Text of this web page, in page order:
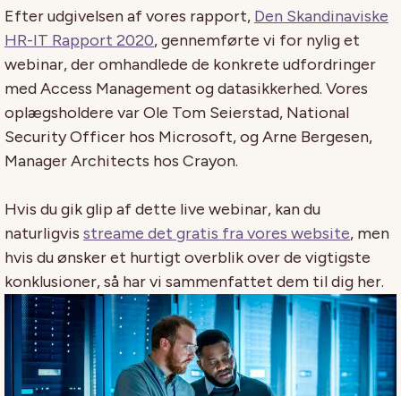
Efter udgivelsen af ​​vores rapport, Den Skandinaviske
HR-IT Rapport 2020, gennemførte vi for nylig et
webinar, der omhandlede de konkrete udfordringer
med Access Management og datasikkerhed. Vores
oplægsholdere var Ole Tom Seierstad, National
Security Officer hos Microsoft, og Arne Bergesen,
Manager Architects hos Crayon.
Hvis du gik glip af dette live webinar, kan du
naturligvis streame det gratis fra vores website, men
hvis du ønsker et hurtigt overblik over de vigtigste
konklusioner, så har vi sammenfattet dem til dig her.